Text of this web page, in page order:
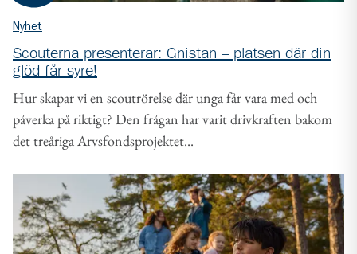
Nyhet
Scouterna presenterar: Gnistan – platsen där din
glöd får syre!
Hur skapar vi en scoutrörelse där unga får vara med och
påverka på riktigt? Den frågan har varit drivkraften bakom
det treåriga Arvsfondsprojektet...